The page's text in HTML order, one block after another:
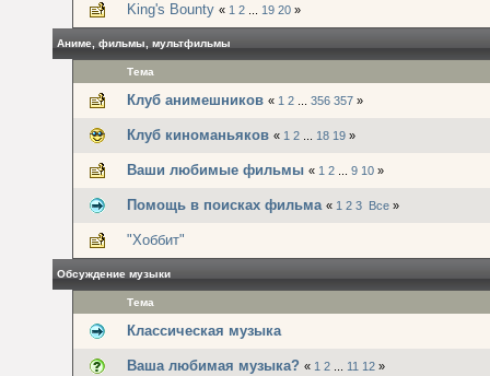
King's Bounty « 1 2 19 20 »
Аниме, фильмы, мультфильмы
Тема
Клуб анимешников « 1 2 356 357 »
Клуб киноманьяков « 1 2 18 19 »
Ваши любимые фильмы « 1 2 9 10 »
Помощь в поисках фильма « 1 2 3 Все »
"Хоббит"
Обсуждение музыки
Тема
Классическая музыка
Ваша любимая музыка? « 1 2 11 12 »